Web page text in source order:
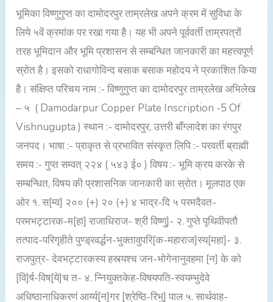
भूमिका विष्णुगुप्त का दामोदरपुर ताम्रलेख अपने क्रम में सुविधा के
लिये ५वें क्रमांक पर रखा गया है। यह भी अपने पूर्ववर्ती ताम्रपत्रों
तरह भूमिदान और भूमि प्रशासन से सम्बन्धित जानकारी का महत्त्वपूर्ण
स्रोत है। इसको राधागोविन्द बसाक बसाक महोदय ने प्रकाशित किया
है। संक्षिप्त परिचय नाम :- विष्णुगुप्त का दामोदरपुर ताम्रलेख अभिलेख
– ५ ( Damodarpur Copper Plate Inscription -5 Of
Vishnugupta ) स्थान :- दामोदरपुर, उत्तरी बाँग्लादेश का रंगपुर
जनपद। भाषा :- प्राकृत से प्रभावित संस्कृत लिपि :- परवर्ती ब्राह्मी
समय :- गुप्त सम्वत् २२४ ( ५४३ ई० ) विषय :- भूमि क्रय करके से
सम्बन्धित, विषय की प्रशासनिक जानकारी का स्रोत। मूलपाठ एक
ओर १. स[म्व] २०० (+) २० (+) ४ भाद्र-दि ५ परमदैवत-
परमभट्टारक-म[हा] राजाधिराज- श्री विष्णु]- २. गुप्ते पृथिवीपतौ
तत्पाद-परिगृहीते पुण्ड्रवर्द्धन-भुक्तावुपरि[क-महाराज]स्य[महा]- ३.
राजपुत्र- देवभट्टारकस्य हस्त्यश्च जन-भोगेनानुवहमा [न] के को
[वि]र्ष-विष[ये]च त- ४. न्नियुक्तकेह-विषयपति-स्वयम्भुदेवे
अधिष्ठानाधिकरणं आर्य्य[न]गर [श्रेष्ठि-रिभु] पाल ५. सार्थवाह-
(पाँचवाँ)
गुप्त
सम्वत्
२२४
(५४३